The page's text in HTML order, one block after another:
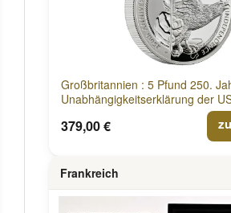
Großbritannien : 5 Pfund 250.
Unabhängigkeitserklärung der
379,00 €
Frankreich